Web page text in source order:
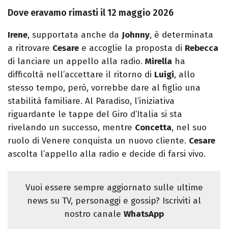
Dove eravamo rimasti il 12 maggio 2026
Irene, supportata anche da Johnny, è determinata
a ritrovare Cesare e accoglie la proposta di Rebecca
di lanciare un appello alla radio. Mirella ha
difficoltà nell’accettare il ritorno di Luigi, allo
stesso tempo, però, vorrebbe dare al figlio una
stabilità familiare. Al Paradiso, l’iniziativa
riguardante le tappe del Giro d’Italia si sta
rivelando un successo, mentre Concetta, nel suo
ruolo di Venere conquista un nuovo cliente. Cesare
ascolta l’appello alla radio e decide di farsi vivo.
Vuoi essere sempre aggiornato sulle ultime
news su TV, personaggi e gossip? Iscriviti al
nostro canale WhatsApp